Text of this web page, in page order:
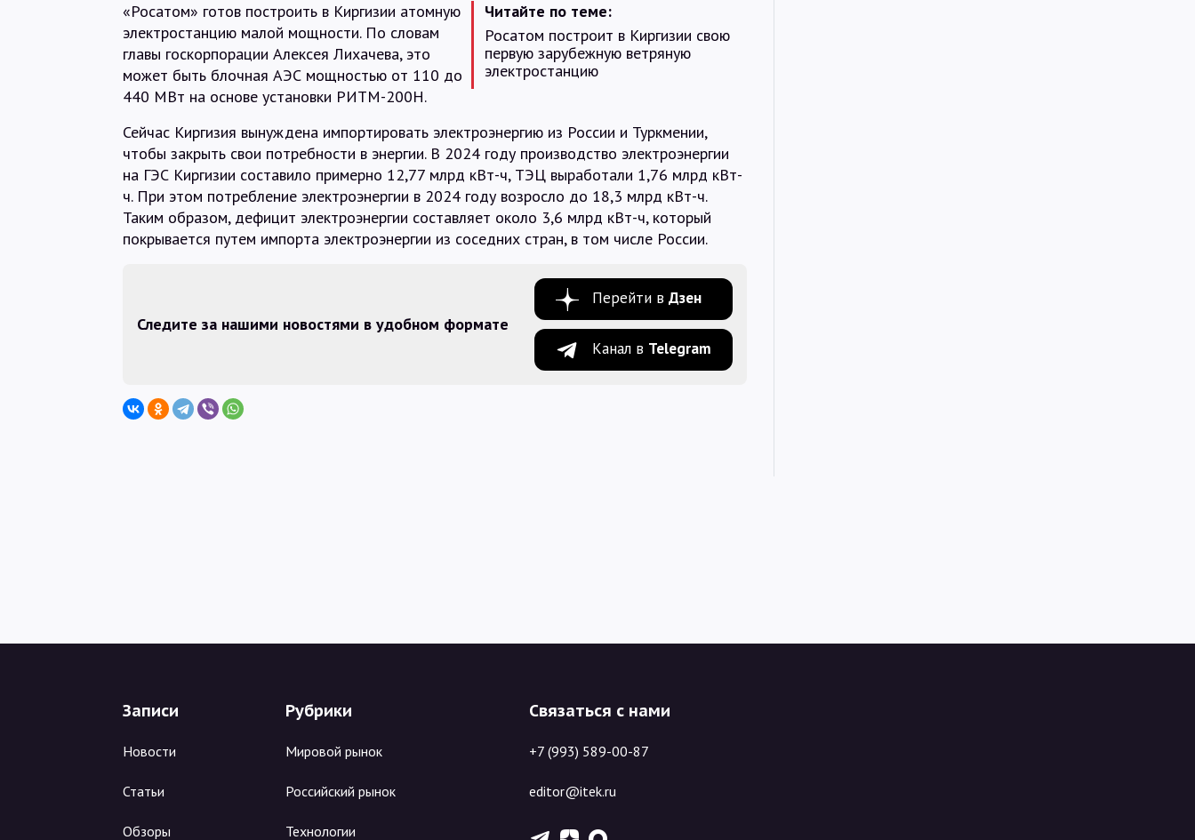
Читайте по теме:
Росатом построит в Киргизии свою
первую зарубежную ветряную
электростанцию
«Росатом» готов построить в Киргизии атомную
электростанцию малой мощности. По словам
главы госкорпорации Алексея Лихачева, это
может быть блочная АЭС мощностью от 110 до
440 МВт на основе установки РИТМ-200Н.
Сейчас Киргизия вынуждена импортировать электроэнергию из России и Туркмении,
чтобы закрыть свои потребности в энергии. В 2024 году производство электроэнергии
на ГЭС Киргизии составило примерно 12,77 млрд кВт-ч, ТЭЦ выработали 1,76 млрд кВт-
ч. При этом потребление электроэнергии в 2024 году возросло до 18,3 млрд кВт-ч.
Таким образом, дефицит электроэнергии составляет около 3,6 млрд кВт-ч, который
покрывается путем импорта электроэнергии из соседних стран, в том числе России.
Следите за нашими новостями в удобном формате
Перейти в Дзен
Канал в Telegram
Записи
Новости
Статьи
Обзоры
Рубрики
Мировой рынок
Российский рынок
Технологии
Связаться с нами
+7 (993) 589-00-87
editor@itek.ru